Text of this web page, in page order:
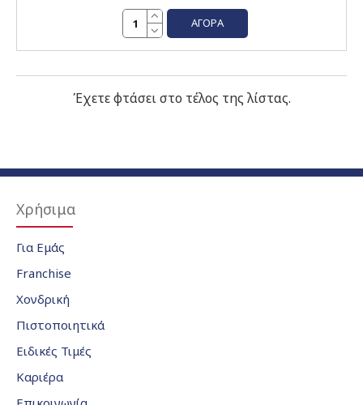
ΑΓΟΡΆ
Έχετε φτάσει στο τέλος της λίστας.
Χρήσιμα
Για Εμάς
Franchise
Χονδρική
Πιστοποιητικά
Ειδικές Τιμές
Καριέρα